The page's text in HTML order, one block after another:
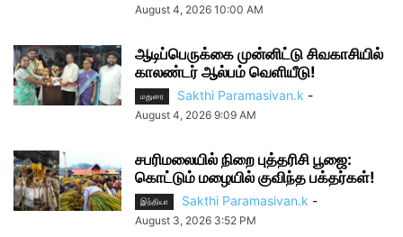
August 4, 2026 10:00 AM
ஆடிப்பெருக்கை முன்னிட்டு சிவகாசியில்
காலண்டர் ஆல்பம் வெளியீடு!
மதுரை Sakthi Paramasivan.k -
August 4, 2026 9:09 AM
சபரிமலையில் நிறை புத்தரிசி பூஜை:
கொட்டும் மழையில் குவிந்த பக்தர்கள்!
இந்தியா Sakthi Paramasivan.k -
August 3, 2026 3:52 PM